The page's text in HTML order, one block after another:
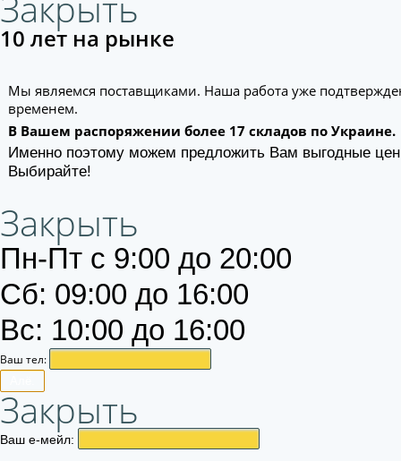
10 лет на рынке
Мы являемся поставщиками. Наша работа уже
временем.
В Вашем распоряжении более 17 складов по Украине.
Именно поэтому можем предложить Вам выгодные
Выбирайте!
Закрыть
Пн-Пт с 9:00 до 20:00
Сб: 09:00 до 16:00
Вс: 10:00 до 16:00
Ваш тел:
Закрыть
Ваш е-мейл: